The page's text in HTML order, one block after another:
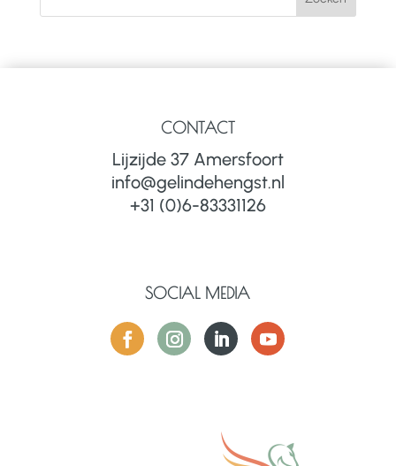
CONTACT
Lijzijde 37 Amersfoort
info@gelindehengst.nl
+31 (0)6-83331126
SOCIAL MEDIA